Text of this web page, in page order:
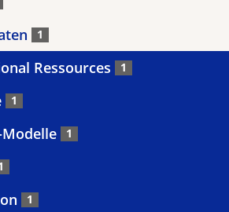
1
Ressources 1
1
Modelle 1
1